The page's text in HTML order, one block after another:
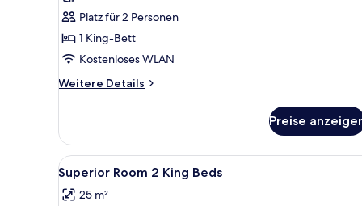
(Full
Sea
View)
anzeigen
Platz für 2 Personen
1 King-Bett
Kostenloses WLAN
Weitere Details
Weitere
Zimmer,
1 King-
Bett
(Full
Sea
Preise
Alle
Fotos
für
Zimmersafe, Schreibtisch,
3
Superior Room 2 King Beds
25 m²